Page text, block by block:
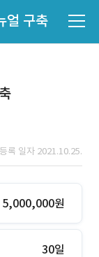
얼 구축
등록 일자 2021.10.25.
5,000,000원
30일